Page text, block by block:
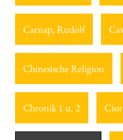
Carnap, Rudolf
Chinesische Religion
Chronik 1 u. 2